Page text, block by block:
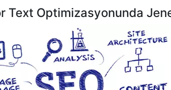
Text Optimizasyonunda